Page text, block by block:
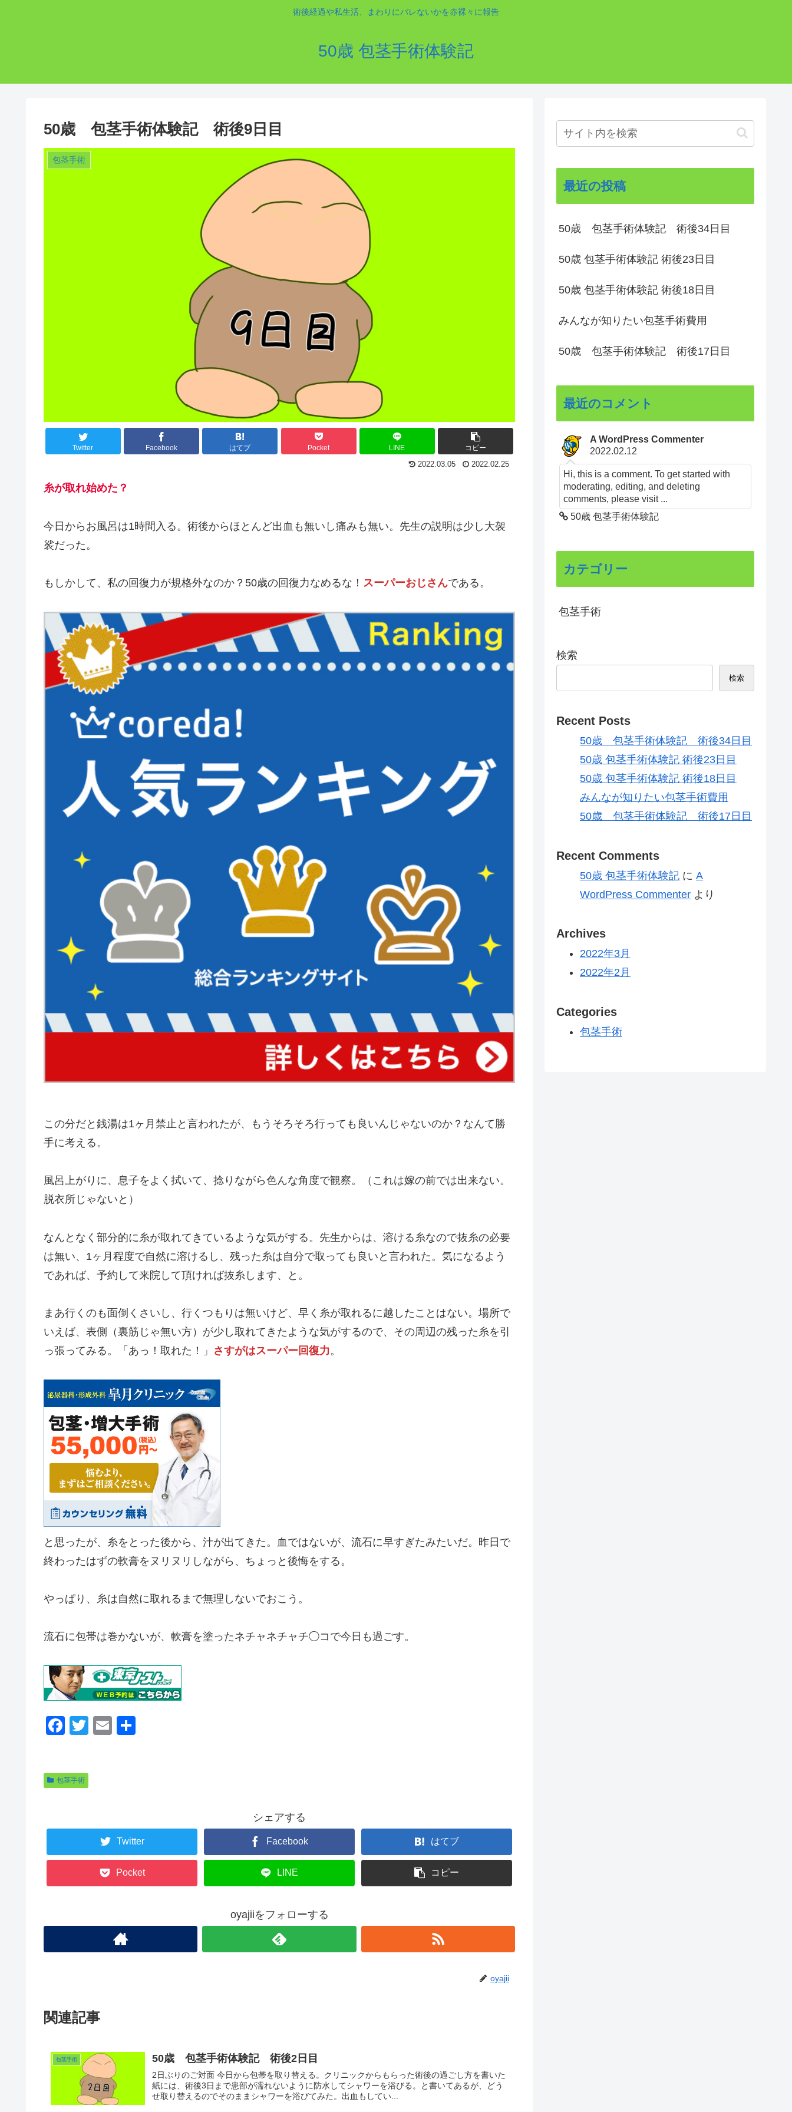
術後経過や私生活、まわりにバレないかを赤裸々に報告
50歳 包茎手術体験記
50歳 包茎手術体験記 術後9日目
包茎手術
Twitter Facebook はてブ Pocket LINE コピー
2022.03.05 2022.02.25
糸が取れ始めた？
今日からお風呂は1時間入る。術後からほとんど出血も無いし痛みも無い。先生の説明は少し大袈
裟だった。
もしかして、私の回復力が規格外なのか？50歳の回復力なめるな！ スーパーおじさんである。
この分だと銭湯は1ヶ月禁止と言われたが、もうそろそろ行っても良いんじゃないのか？なんて勝
手に考える。
風呂上がりに、息子をよく拭いて、捻りながら色んな角度で観察。（これは嫁の前では出来ない。
脱衣所じゃないと）
なんとなく部分的に糸が取れてきているような気がする。先生からは、溶ける糸なので抜糸の必要
は無い、1ヶ月程度で自然に溶けるし、残った糸は自分で取っても良いと言われた。気になるよう
であれば、予約して来院して頂ければ抜糸します、と。
まあ行くのも面倒くさいし、行くつもりは無いけど、早く糸が取れるに越したことはない。場所で
いえば、表側（裏筋じゃ無い方）が少し取れてきたような気がするので、その周辺の残った糸を引
っ張ってみる。「あっ！取れた！」 さすがはスーパー回復力。
と思ったが、糸をとった後から、汁が出てきた。血ではないが、流石に早すぎたみたいだ。昨日で
終わったはずの軟膏をヌリヌリしながら、ちょっと後悔をする。
やっぱり、糸は自然に取れるまで無理しないでおこう。
流石に包帯は巻かないが、軟膏を塗ったネチャネチャチ◯コで今日も過ごす。
F
e
k
T
E
包茎手術
シェアする
Twitter Facebook はてブ
Pocket LINE コピー
oyajiiをフォローする
oyajii
関連記事
包茎手術 50歳 包茎手術体験記 術後2日目
2日ぶりのご対面 今日から包帯を取り替える。クリニックからもらった術後の過ごし方を書いた
紙には、術後3日まで患部が濡れないように防水してシャワーを浴びる。と書いてあるが、どう
せ取り替えるのでそのままシャワーを浴びてみた。出血もしてい...
最近の投稿
50歳 包茎手術体験記 術後34日目
50歳 包茎手術体験記 術後23日目
50歳 包茎手術体験記 術後18日目
みんなが知りたい包茎手術費用
50歳 包茎手術体験記 術後17日目
最近のコメント
A WordPress Commenter
2022.02.12
Hi, this is a comment. To get started with
moderating, editing, and deleting
comments, please visit ...
50歳 包茎手術体験記
カテゴリー
包茎手術
検索
検索
Recent Posts
50歳 包茎手術体験記 術後34日目
50歳 包茎手術体験記 術後23日目
50歳 包茎手術体験記 術後18日目
みんなが知りたい包茎手術費用
50歳 包茎手術体験記 術後17日目
Recent Comments
50歳 包茎手術体験記 に A
WordPress Commenter より
Archives
2022年3月
2022年2月
Categories
包茎手術